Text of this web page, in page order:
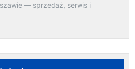
— sprzedaż, serwis i